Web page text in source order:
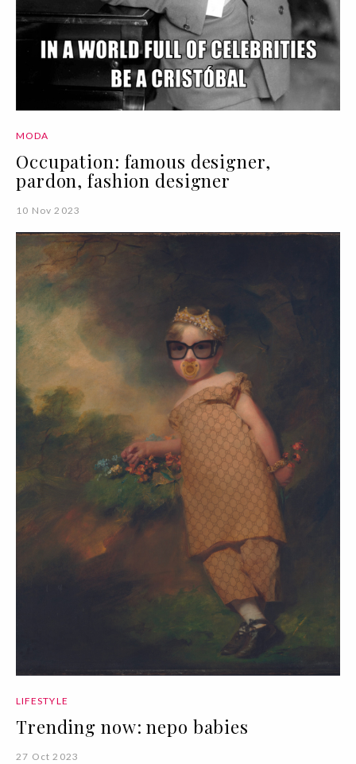
MODA
Occupation: famous designer,
pardon, fashion designer
10 Nov 2023
LIFESTYLE
Trending now: nepo babies
27 Oct 2023